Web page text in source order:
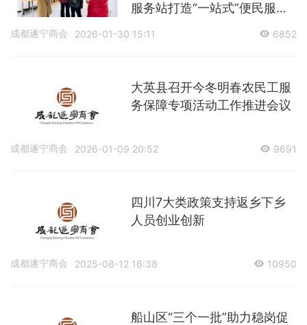
服务站打造“一站式”便民服务
成都遂宁商会 2026-01-30 15:11 6852
大英县召开今冬明春农民工服
务保障专项活动工作推进会议
成都遂宁商会 2026-01-09 20:52 9691
四川7大类政策支持返乡下乡
人员创业创新
成都遂宁商会 2025-08-12 16:38 10950
船山区“三个一批”助力稳岗促